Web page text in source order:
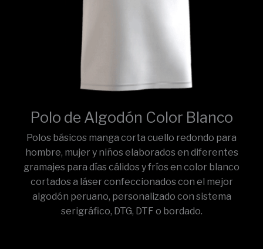
Polo de Algodón Color Blanco
Polos básicos manga corta cuello redondo para
hombre, mujer y niños elaborados en diferentes
gramajes para días cálidos y fríos en color blanco
cortados a láser confeccionados con el mejor
algodón peruano, personalizado con sistema
serigráfico, DTG, DTF o bordado.